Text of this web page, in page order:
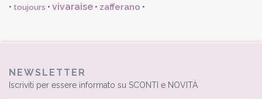
• toujours • vivaraise • zafferano •
NEWSLETTER
Iscriviti per essere informato su SCONTI e NOVITÀ